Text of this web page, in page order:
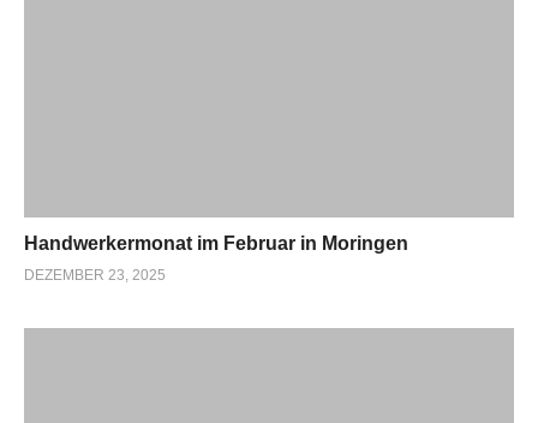
Handwerkermonat im Februar in Moringen
DEZEMBER 23, 2025